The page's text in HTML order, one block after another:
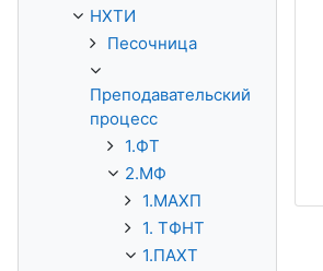
НХТИ
Песочница
Преподавательский
процесс
1.ФТ
2.МФ
1.МАХП
1. ТФНТ
1.ПАХТ